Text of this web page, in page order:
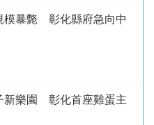
模暴斃 彰化縣府急向中
新樂園 彰化首座雞蛋主